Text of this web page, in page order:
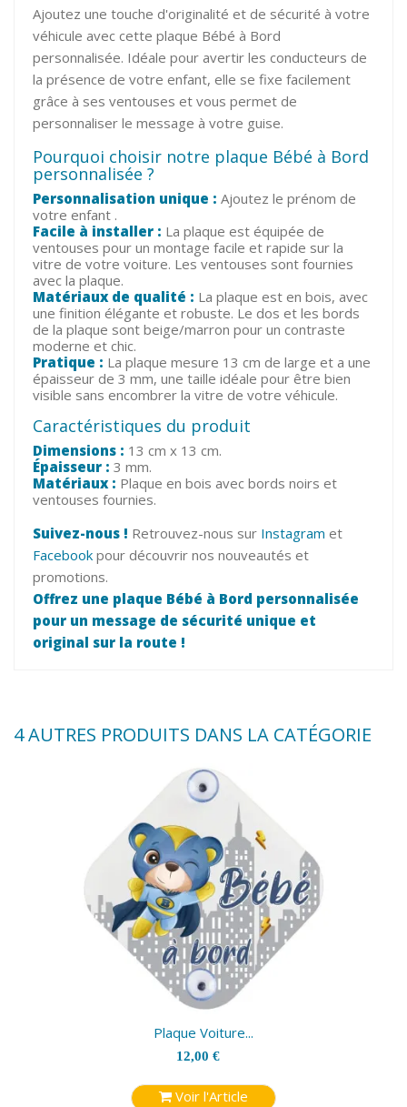
Ajoutez une touche d'originalité et de sécurité à votre
véhicule avec cette plaque Bébé à Bord
personnalisée. Idéale pour avertir les conducteurs de
la présence de votre enfant, elle se fixe facilement
grâce à ses ventouses et vous permet de
personnaliser le message à votre guise.
Pourquoi choisir notre plaque Bébé à Bord
personnalisée ?
Personnalisation unique : Ajoutez le prénom de
votre enfant .
Facile à installer : La plaque est équipée de
ventouses pour un montage facile et rapide sur la
vitre de votre voiture. Les ventouses sont fournies
avec la plaque.
Matériaux de qualité : La plaque est en bois, avec
une finition élégante et robuste. Le dos et les bords
de la plaque sont beige/marron pour un contraste
moderne et chic.
Pratique : La plaque mesure 13 cm de large et a une
épaisseur de 3 mm, une taille idéale pour être bien
visible sans encombrer la vitre de votre véhicule.
Caractéristiques du produit
Dimensions : 13 cm x 13 cm.
Épaisseur : 3 mm.
Matériaux : Plaque en bois avec bords noirs et
ventouses fournies.
Suivez-nous ! Retrouvez-nous sur Instagram et
Facebook pour découvrir nos nouveautés et
promotions.
Offrez une plaque Bébé à Bord personnalisée
pour un message de sécurité unique et
original sur la route !
4 AUTRES PRODUITS DANS LA CATÉGORIE
Plaque Voiture...
12,00 €
Voir l'Article